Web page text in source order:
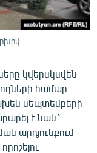
կվերսկսվեն
համար։
սեպտեմբերի
է նաև՝
արդյունքում